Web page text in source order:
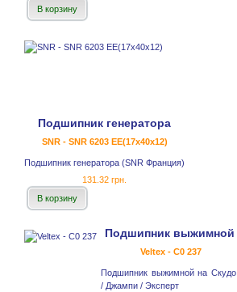
В корзину
Подшипник генератора
SNR - SNR 6203 EE(17x40x12)
Подшипник генератора (SNR Франция)
131.32 грн.
В корзину
Подшипник выжимной
Veltex - C0 237
Подшипник выжимной на Скудо
/ Джампи / Эксперт